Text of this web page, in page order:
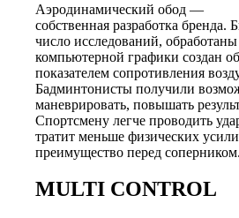
Аэродинамический обод —
собственная разработка
число исследований,
компьютерной графики создан
показателем сопротивления
Бадминтонисты получили
маневрировать, повышать
Спортсмену легче проводить
тратит меньше физических
преимущество перед соперником.
MULTI CONTROL